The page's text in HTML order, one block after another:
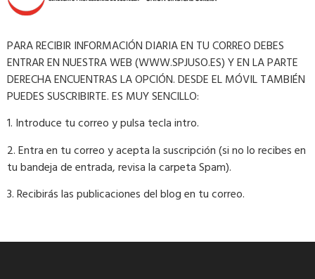
PARA RECIBIR INFORMACIÓN DIARIA EN TU CORREO DEBES
ENTRAR EN NUESTRA WEB (WWW.SPJUSO.ES) Y EN LA PARTE
DERECHA ENCUENTRAS LA OPCIÓN. DESDE EL MÓVIL TAMBIÉN
PUEDES SUSCRIBIRTE. ES MUY SENCILLO:
1. Introduce tu correo y pulsa tecla intro.
2. Entra en tu correo y acepta la suscripción (si no lo recibes en
tu bandeja de entrada, revisa la carpeta Spam).
3. Recibirás las publicaciones del blog en tu correo.